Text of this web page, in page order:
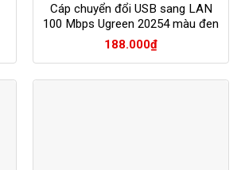
Cáp chuyển đổi USB sang LAN
100 Mbps Ugreen 20254 màu đen
188.000₫